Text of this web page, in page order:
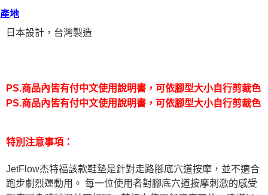
產地
日本設計，台灣製造
PS.商品內皆有付中文使用說明書，可依腳型大小自行剪裁色
PS.商品內皆有付中文使用說明書，可依腳型大小自行剪裁色
特別注意事項：
JetFlow杰特福該款鞋墊是針對走路腳底穴道按摩，並不適合
跑步劇烈運動用。 每一位使用者對腳底穴道按摩刺激的感受